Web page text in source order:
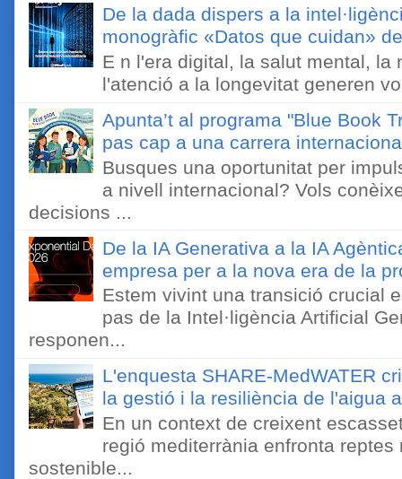
De la dada dispers a la
monogràfic «Datos que cuidan»
E n l'era digital, la salut mental, la
l'atenció a la longevitat generen
Apunta’t al programa "Blue Book
pas cap a una carrera
Busques una oportunitat per
a nivell internacional? Vols
decisions ...
De la IA Generativa a la IA
empresa per a la nova era de la
Estem vivint una transició crucial
pas de la Intel·ligència Artificial
responen...
L'enquesta SHARE-MedWATER
la gestió i la resiliència de l'aigua
En un context de creixent
regió mediterrània enfronta
sostenible...